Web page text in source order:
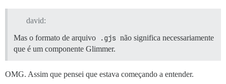
david:
Mas o formato de arquivo
.gjs não significa necessariamente
que é um componente Glimmer.
OMG. Assim que pensei que estava começando a entender.